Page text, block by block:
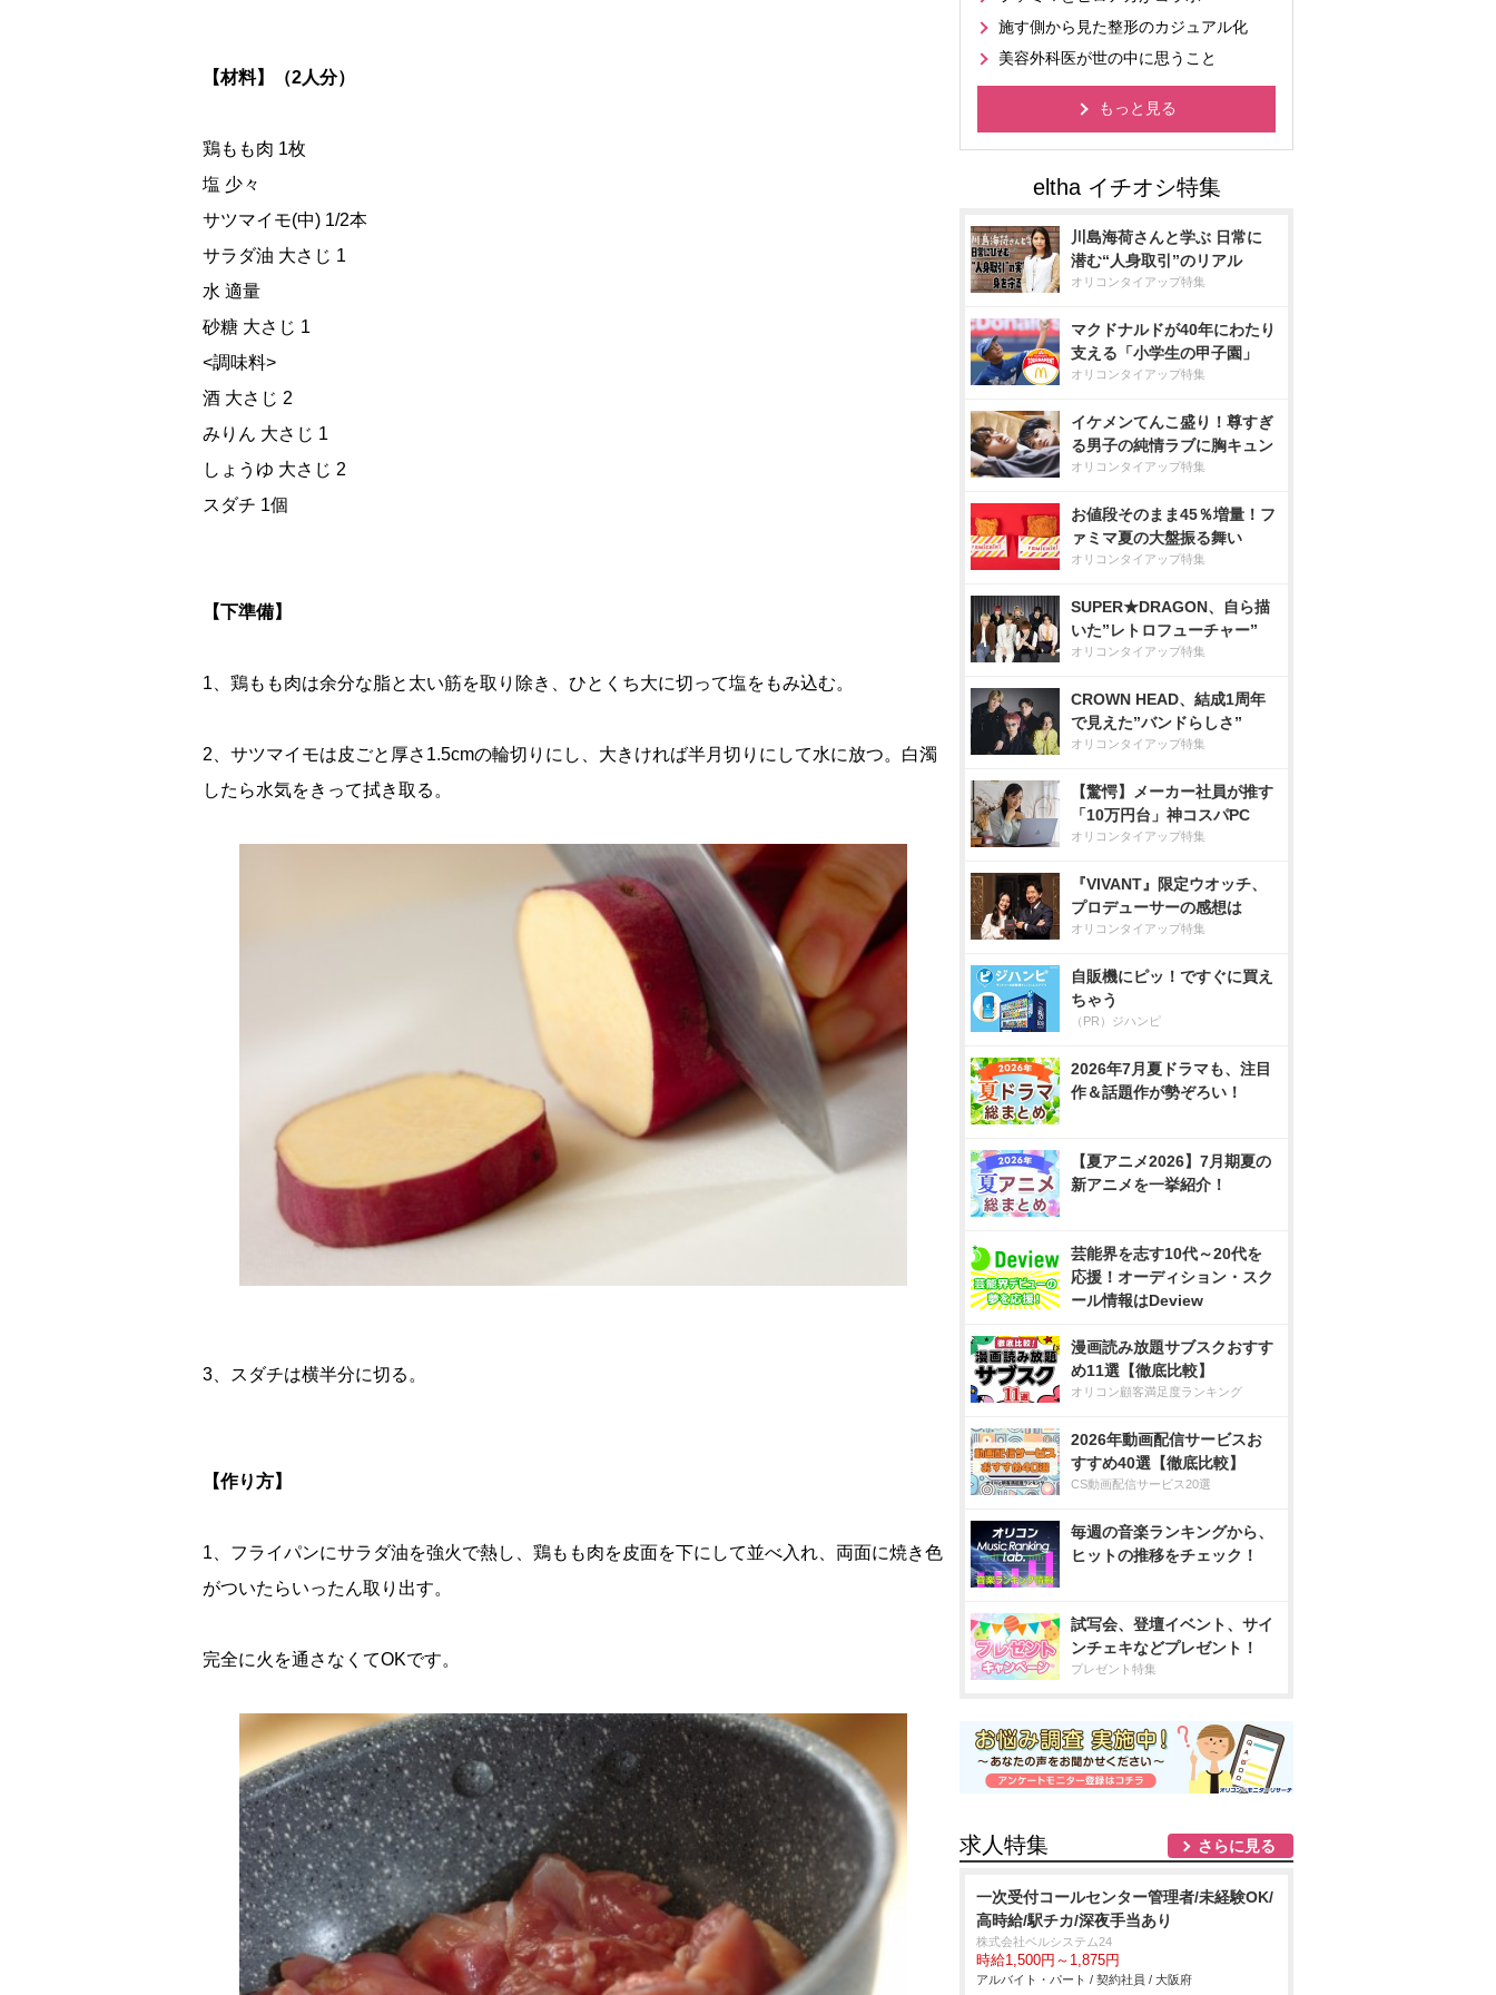
【材料】（2人分）
鶏もも肉 1枚
塩 少々
サツマイモ(中) 1/2本
サラダ油 大さじ 1
水 適量
砂糖 大さじ 1
<調味料>
酒 大さじ 2
みりん 大さじ 1
しょうゆ 大さじ 2
スダチ 1個
【下準備】
1、鶏もも肉は余分な脂と太い筋を取り除き、ひとくち大に切って塩をもみ込む。
2、サツマイモは皮ごと厚さ1.5cmの輪切りにし、大きければ半月切りにして水に放つ。白濁
したら水気をきって拭き取る。
3、スダチは横半分に切る。
【作り方】
1、フライパンにサラダ油を強火で熱し、鶏もも肉を皮面を下にして並べ入れ、両面に焼き色
がついたらいったん取り出す。
完全に火を通さなくてOKです。
施す側から見た整形のカジュアル化
美容外科医が世の中に思うこと
もっと見る
川島海荷さんと学ぶ 日常に
潜む“人身取引”のリアル
オリコンタイアップ特集
マクドナルドが40年にわたり
支える「小学生の甲子園」
オリコンタイアップ特集
イケメンてんこ盛り！尊すぎ
る男子の純情ラブに胸キュン
オリコンタイアップ特集
お値段そのまま45％増量！フ
ァミマ夏の大盤振る舞い
オリコンタイアップ特集
SUPER★DRAGON、自ら描
いた”レトロフューチャー”
オリコンタイアップ特集
CROWN HEAD、結成1周年
で見えた”バンドらしさ”
オリコンタイアップ特集
【驚愕】メーカー社員が推す
「10万円台」神コスパPC
オリコンタイアップ特集
『VIVANT』限定ウオッチ、
プロデューサーの感想は
オリコンタイアップ特集
自販機にピッ！ですぐに買え
ちゃう
（PR）ジハンピ
2026年7月夏ドラマも、注目
作＆話題作が勢ぞろい！
【夏アニメ2026】7月期夏の
新アニメを一挙紹介！
芸能界を志す10代～20代を
応援！オーディション・スク
ール情報はDeview
漫画読み放題サブスクおすす
め11選【徹底比較】
オリコン顧客満足度ランキング
2026年動画配信サービスお
すすめ40選【徹底比較】
CS動画配信サービス20選
毎週の音楽ランキングから、
ヒットの推移をチェック！
試写会、登壇イベント、サイ
ンチェキなどプレゼント！
プレゼント特集
求人特集 さらに見る
一次受付コールセンター管理者/未経験OK/
高時給/駅チカ/深夜手当あり
株式会社ベルシステム24
時給1,500円～1,875円
アルバイト・パート / 契約社員 / 大阪府